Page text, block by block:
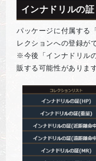
インナドリルの証
パッケージに付属する
レクションへの登録が
※今後「インナドリル
販する可能性があります